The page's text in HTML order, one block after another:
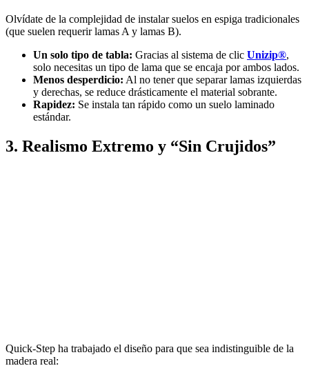
Olvídate de la complejidad de instalar suelos en espiga tradicionales
(que suelen requerir lamas A y lamas B).
Un solo tipo de tabla: Gracias al sistema de clic Unizip®,
solo necesitas un tipo de lama que se encaja por ambos lados.
Menos desperdicio: Al no tener que separar lamas izquierdas
y derechas, se reduce drásticamente el material sobrante.
Rapidez: Se instala tan rápido como un suelo laminado
estándar.
3. Realismo Extremo y “Sin Crujidos”
Quick-Step ha trabajado el diseño para que sea indistinguible de la
madera real: